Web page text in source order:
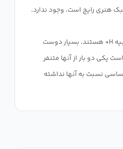
شرورها علیرغم اینکه شبیه H+ هستند، بسیار دوست
یکی دو بار از آنها متنفر
نسبت به آنها نداشته